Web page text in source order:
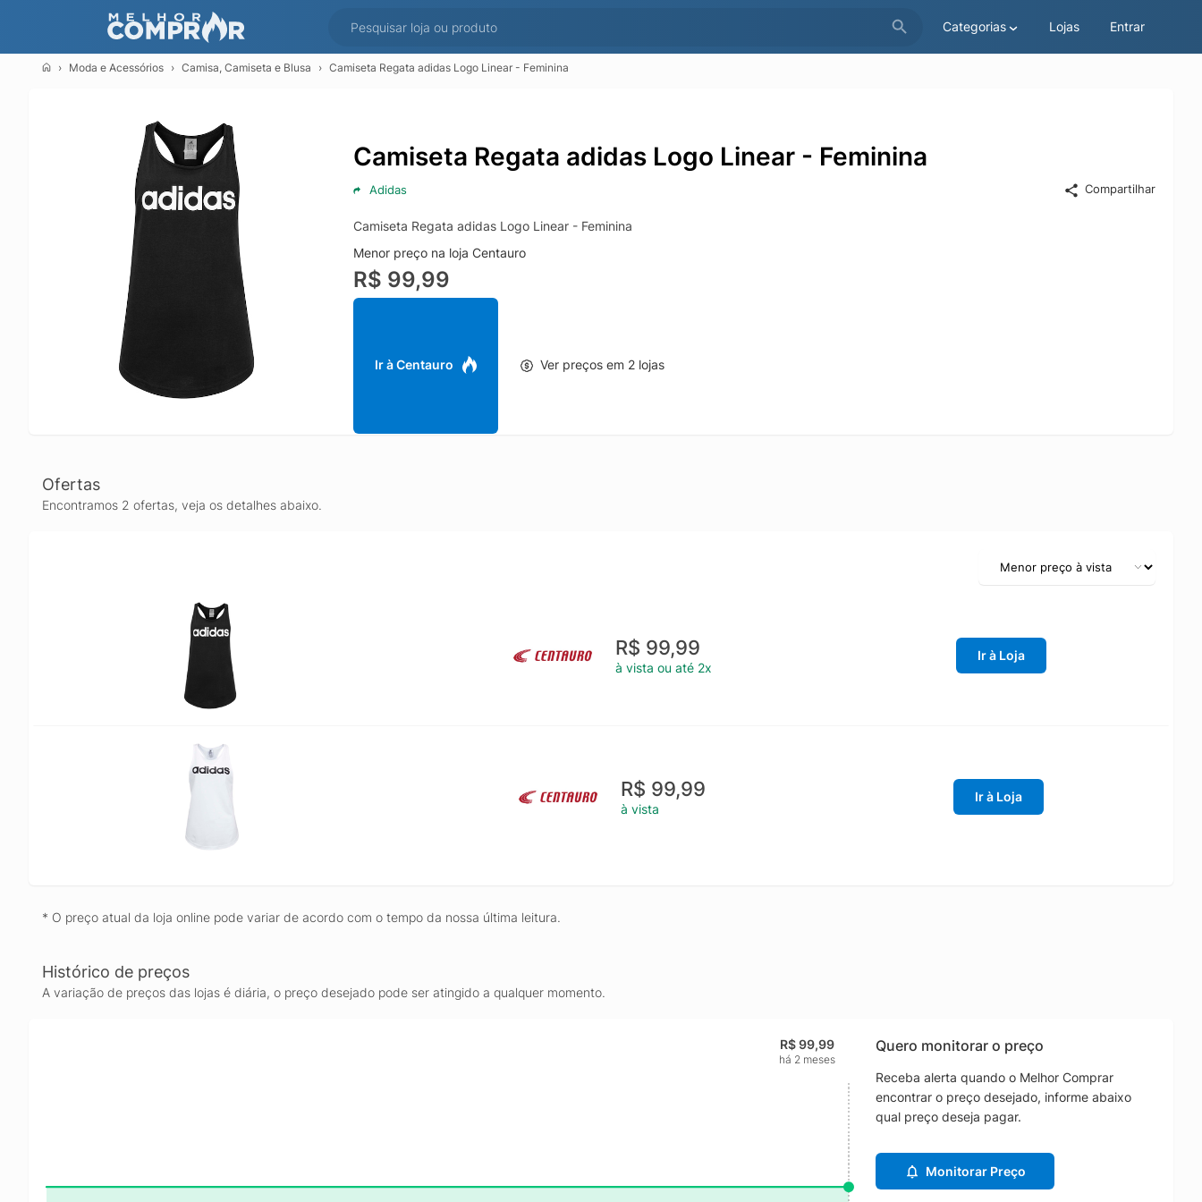
Categorias Lojas Entrar
Moda e Acessórios Camisa, Camiseta e Blusa Camiseta Regata adidas Logo Linear - Feminina
Camiseta Regata adidas Logo Linear - Feminina
Adidas Compartilhar
Camiseta Regata adidas Logo Linear - Feminina
Menor preço na loja Centauro
R$ 99,99
Ir à Centauro Ver preços em 2 lojas
Ofertas
Encontramos 2 ofertas, veja os detalhes abaixo.
R$ 99,99
à vista ou até 2x
Ir à Loja
R$ 99,99
à vista
Ir à Loja
* O preço atual da loja online pode variar de acordo com o tempo da nossa última leitura.
Histórico de preços
A variação de preços das lojas é diária, o preço desejado pode ser atingido a qualquer momento.
R$ 99,99
há 2 meses
Quero monitorar o preço
Receba alerta quando o Melhor Comprar
encontrar o preço desejado, informe abaixo
qual preço deseja pagar.
Monitorar Preço